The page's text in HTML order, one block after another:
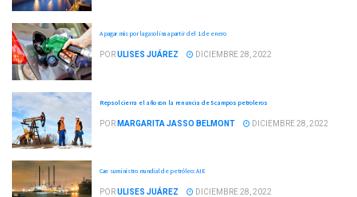
A pagar más por la gasolina a partir del 1 de enero
PORULISES JUÁREZ DICIEMBRE 28, 2022
Repsol cierra el año con la renuncia de 5 campos petroleros
POR MARGARITA JASSO BELMONT DICIEMBRE 28, 2022
Cae suministro mundial de petróleo: AIE
PORULISES JUÁREZ DICIEMBRE 28, 2022